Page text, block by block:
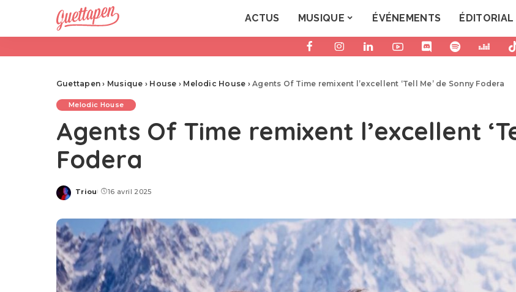
ACTUS MUSIQUE ÉVÉNEMENTS ÉDITORIAL
Guettapen › Musique › House › Melodic House ›Agents Of Time remixent l’excellent ‘Tell Me’ de Sonny Fodera
Melodic House
Agents Of Time remixent l’excellent
Fodera
Posted
Triou 16 avril 2025